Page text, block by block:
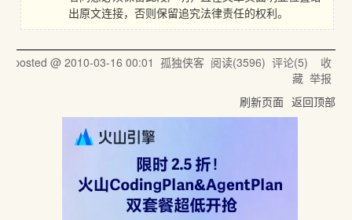
出原文连接，否则保留追究法律责任的权利。
posted @ 2010-03-16 00:01 孤独侠客阅读(3596) 评论(5) 收
藏 举报
刷新页面 返回顶部